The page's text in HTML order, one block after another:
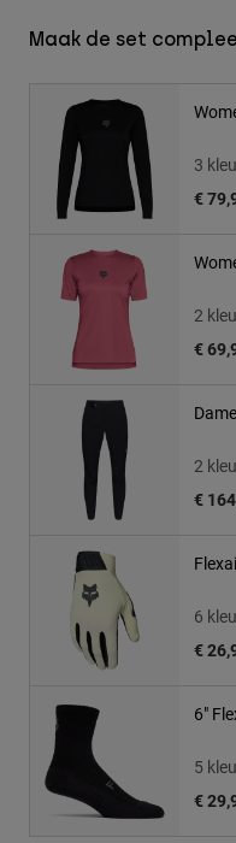
Maak de set
3
€
2
€
2
€
6
€
6"
5
€